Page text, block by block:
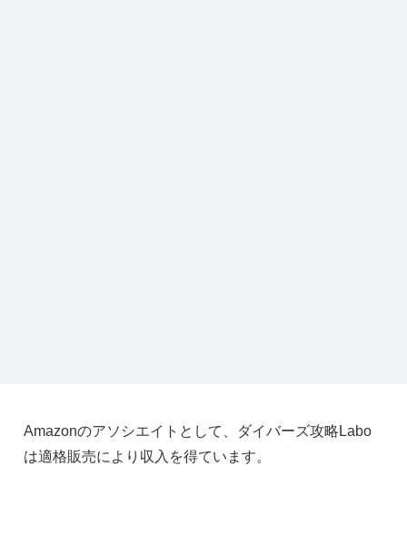
Amazonのアソシエイトとして、ダイバーズ攻略Labo
は適格販売により収入を得ています。